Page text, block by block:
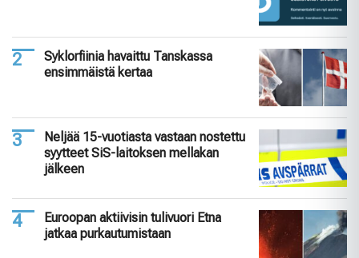
Syklorfiinia havaittu Tanskassa
ensimmäistä kertaa
Neljää 15-vuotiasta vastaan nostettu
syytteet SiS-laitoksen mellakan
jälkeen
Euroopan aktiivisin tulivuori Etna
jatkaa purkautumistaan